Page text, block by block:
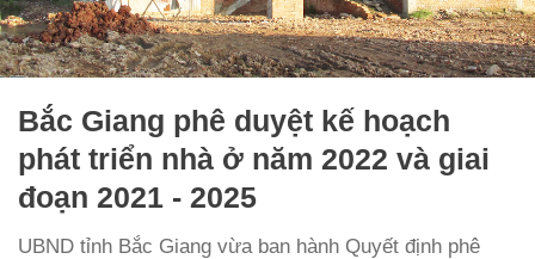
Bắc Giang phê duyệt kế hoạch
phát triển nhà ở năm 2022 và giai
đoạn 2021 - 2025
UBND tỉnh Bắc Giang vừa ban hành Quyết định phê